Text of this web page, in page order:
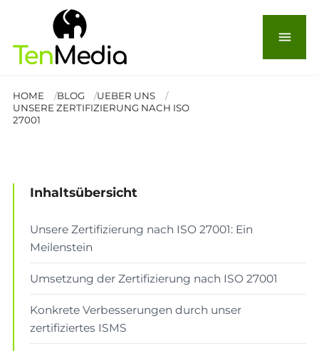
menu
HOME BLOG
UEBER UNS
UNSERE ZERTIFIZIERUNG NACH ISO
27001
Geschafft! – Unsere
Zertifizierung nach ISO-
Inhaltsübersicht
Unsere Zertifizierung nach ISO 27001: Ein
Meilenstein
Umsetzung der Zertifizierung nach ISO 27001
Konkrete Verbesserungen durch unser
zertifiziertes ISMS